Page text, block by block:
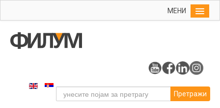
МЕНИ
Упис
Претражи